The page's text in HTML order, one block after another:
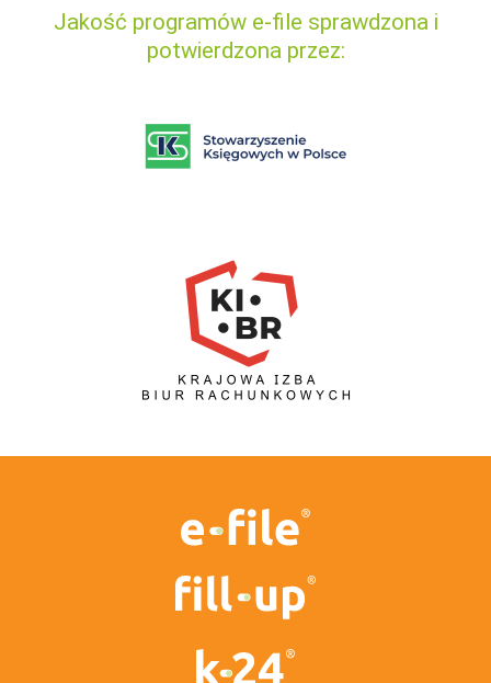
Jakość programów e-file sprawdzona i
potwierdzona przez: